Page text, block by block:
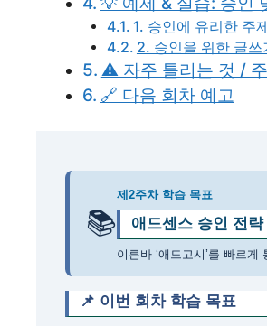
1. 승인에 유리한 주
2. 승인을 위한 글
⚠️ 자주 틀리는 것 /
🔗 다음 회차 예고
📚
제2주차 학습 목표
애드센스 승인 전략
이른바 ‘애드고시’를 빠르
📌 이번 회차 학습 목표